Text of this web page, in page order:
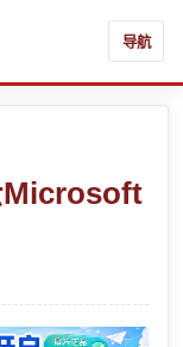
导航
Microsoft